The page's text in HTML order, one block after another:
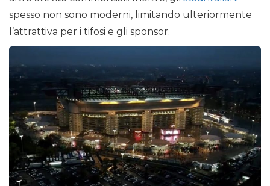
spesso non sono moderni, limitando ulteriormente
l’attrattiva per i tifosi e gli sponsor.